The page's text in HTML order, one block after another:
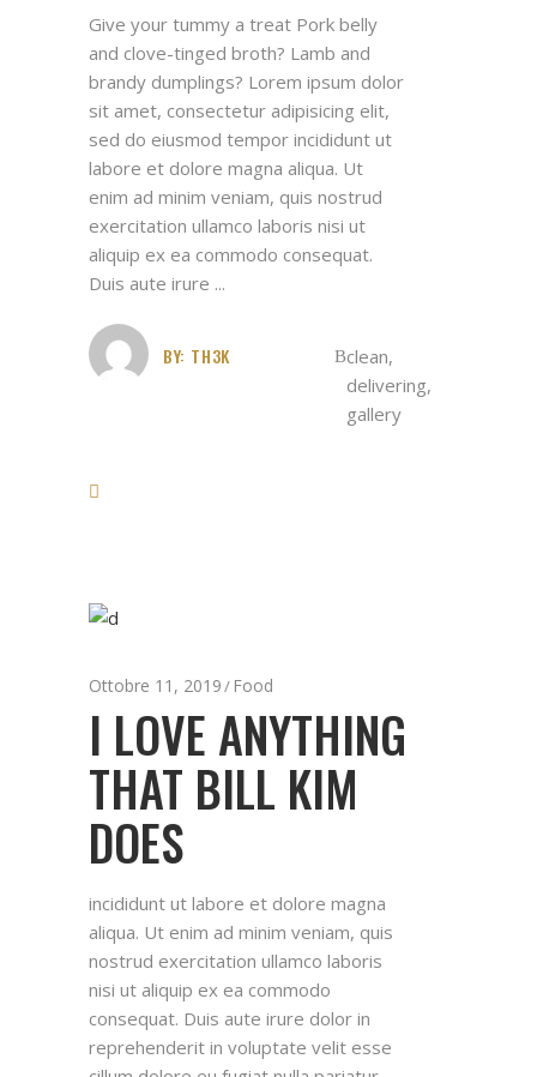
Give your tummy a treat Pork belly
and clove-tinged broth? Lamb and
brandy dumplings? Lorem ipsum dolor
sit amet, consectetur adipisicing elit,
sed do eiusmod tempor incididunt ut
labore et dolore magna aliqua. Ut
enim ad minim veniam, quis nostrud
exercitation ullamco laboris nisi ut
aliquip ex ea commodo consequat.
Duis aute irure
BY: TH3K clean,
delivering,
gallery
Ottobre 11, 2019 Food
I LOVE ANYTHING
THAT BILL KIM
DOES
incididunt ut labore et dolore magna
aliqua. Ut enim ad minim veniam, quis
nostrud exercitation ullamco laboris
nisi ut aliquip ex ea commodo
consequat. Duis aute irure dolor in
reprehenderit in voluptate velit esse